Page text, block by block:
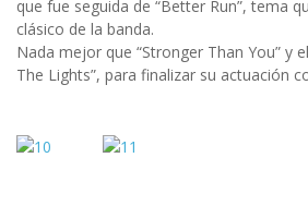
que fue seguida de “Better Run”, tema
clásico de la banda.
Nada mejor que “Stronger Than You” y
The Lights”, para finalizar su actuación